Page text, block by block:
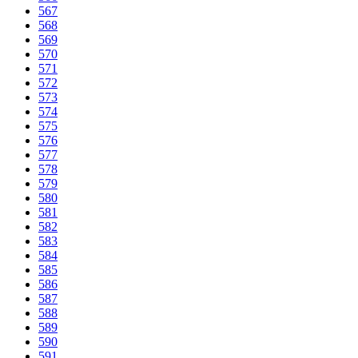
567
568
569
570
571
572
573
574
575
576
577
578
579
580
581
582
583
584
585
586
587
588
589
590